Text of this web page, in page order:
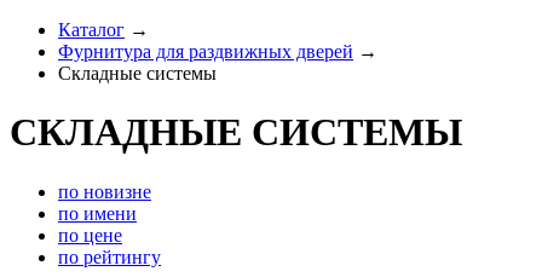
Каталог →
Фурнитура для раздвижных дверей →
Складные системы
СКЛАДНЫЕ СИСТЕМЫ
по новизне
по имени
по цене
по рейтингу